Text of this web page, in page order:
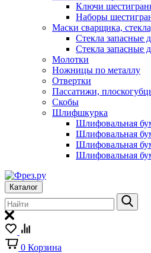
Ключи
Наборы
Маски сварщика,
Стекла запасные
Стекла запасные
Молотки
Ножницы по металлу
Отвертки
Пассатижи,
Скобы
Шлифшкурка
Шлифовальная
Шлифовальная
Шлифовальная
Шлифовальная
Каталог
0 Корзина